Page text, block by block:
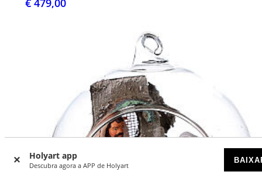
Holyart app
Descubra agora a APP de Holyart
€ 479,00